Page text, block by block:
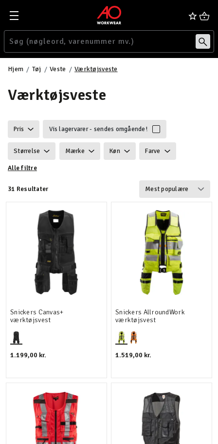
Hjem Tøj Veste Værktøjsveste
Værktøjsveste
Pris Vis lagervarer - sendes omgående!
Størrelse Mærke Køn Farve
Egenskaber
Alle filtre
31 Resultater
Snickers Canvas+
værktøjsvest
1.199,00 kr.
Snickers AllroundWork
værktøjsvest
1.519,00 kr.